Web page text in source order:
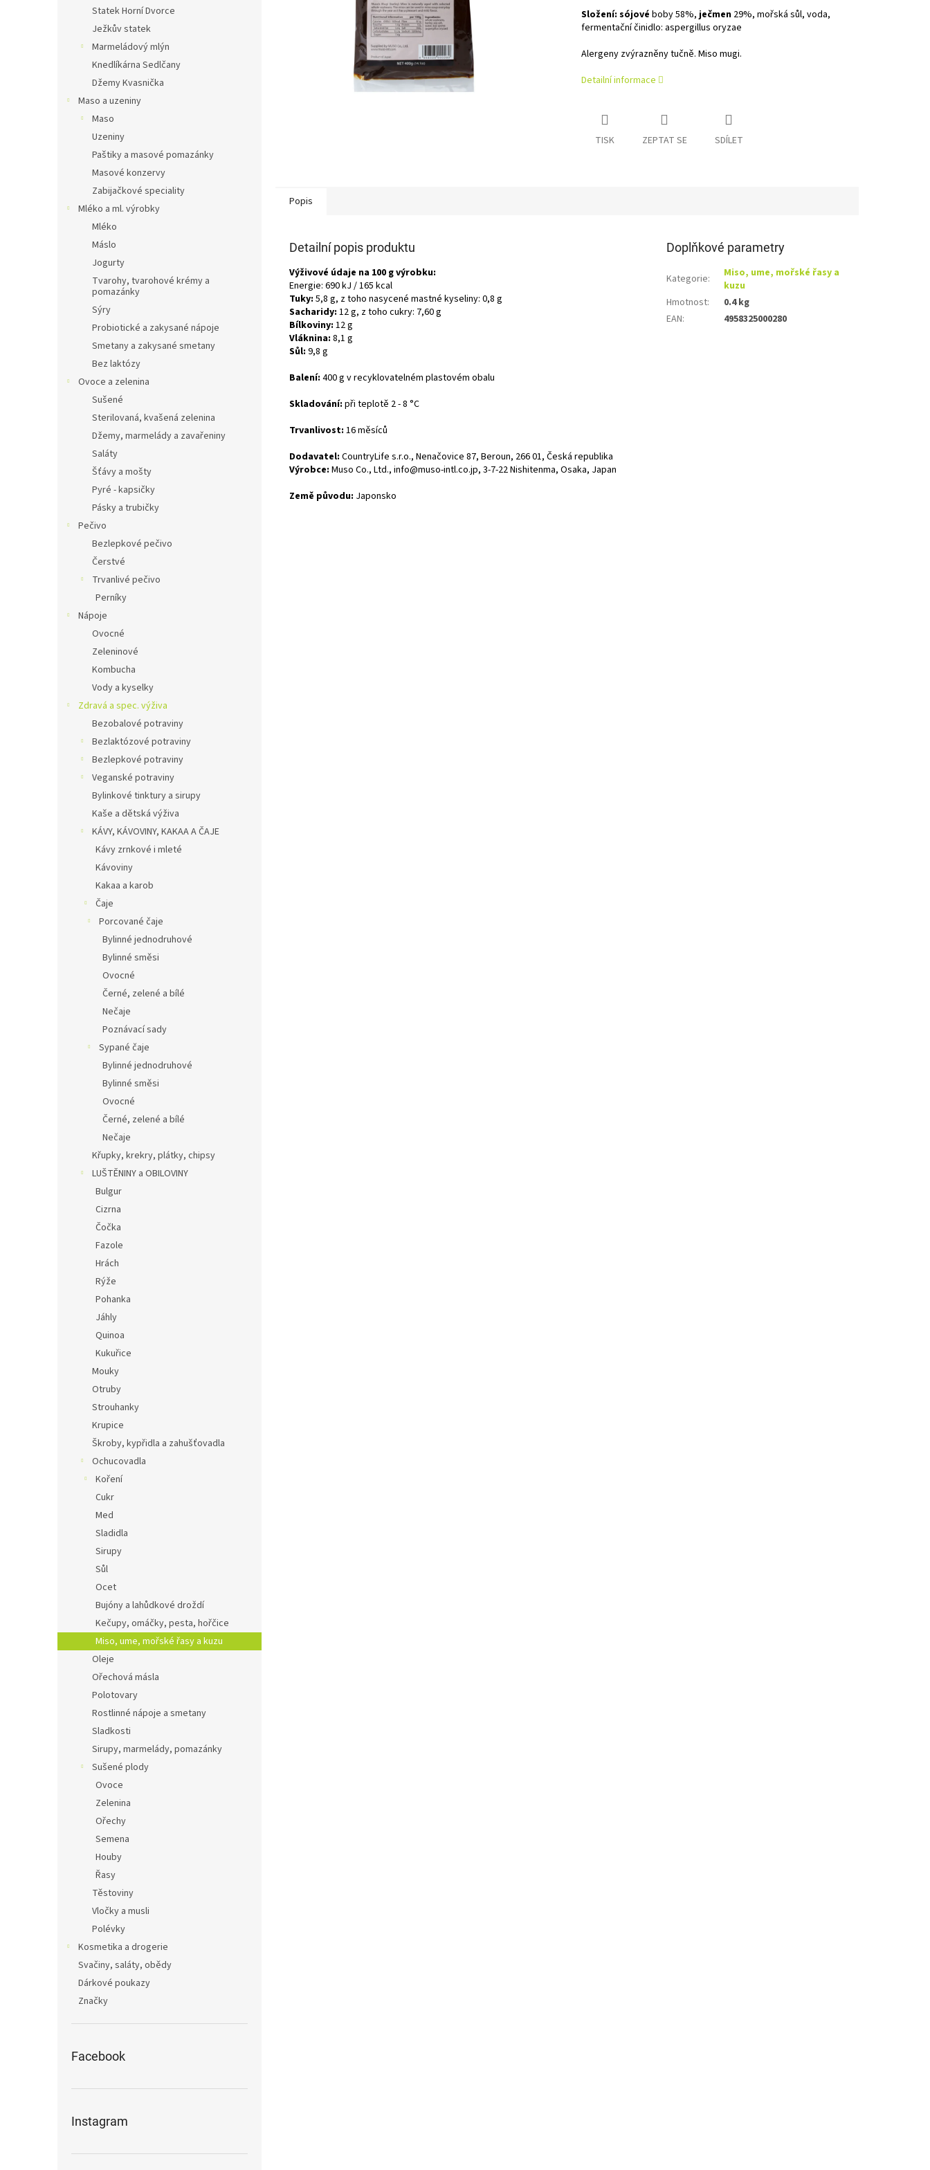
Statek Horní Dvorce
Ježkův statek
Marmeládový mlýn
Knedlíkárna Sedlčany
Džemy Kvasnička
Maso a uzeniny
Maso
Uzeniny
Paštiky a masové pomazánky
Masové konzervy
Zabijačkové speciality
Mléko a ml. výrobky
Mléko
Máslo
Jogurty
Tvarohy, tvarohové krémy a
pomazánky
Sýry
Probiotické a zakysané nápoje
Smetany a zakysané smetany
Bez laktózy
Ovoce a zelenina
Sušené
Sterilovaná, kvašená zelenina
Džemy, marmelády a zavařeniny
Saláty
Šťávy a mošty
Pyré - kapsičky
Pásky a trubičky
Pečivo
Bezlepkové pečivo
Čerstvé
Trvanlivé pečivo
Perníky
Nápoje
Ovocné
Zeleninové
Kombucha
Vody a kyselky
Zdravá a spec. výživa
Bezobalové potraviny
Bezlaktózové potraviny
Bezlepkové potraviny
Veganské potraviny
Bylinkové tinktury a sirupy
Kaše a dětská výživa
KÁVY, KÁVOVINY, KAKAA A ČAJE
Kávy zrnkové i mleté
Kávoviny
Kakaa a karob
Čaje
Porcované čaje
Bylinné jednodruhové
Bylinné směsi
Ovocné
Černé, zelené a bílé
Nečaje
Poznávací sady
Sypané čaje
Bylinné jednodruhové
Bylinné směsi
Ovocné
Černé, zelené a bílé
Nečaje
Křupky, krekry, plátky, chipsy
LUŠTĚNINY a OBILOVINY
Bulgur
Cizrna
Čočka
Fazole
Hrách
Rýže
Pohanka
Jáhly
Quinoa
Kukuřice
Mouky
Otruby
Strouhanky
Krupice
Škroby, kypřidla a zahušťovadla
Ochucovadla
Koření
Cukr
Med
Sladidla
Sirupy
Sůl
Ocet
Bujóny a lahůdkové droždí
Kečupy, omáčky, pesta, hořčice
Miso, ume, mořské řasy a kuzu
Oleje
Ořechová másla
Polotovary
Rostlinné nápoje a smetany
Sladkosti
Sirupy, marmelády, pomazánky
Sušené plody
Ovoce
Zelenina
Ořechy
Semena
Houby
Řasy
Těstoviny
Vločky a musli
Polévky
Kosmetika a drogerie
Svačiny, saláty, obědy
Dárkové poukazy
Značky
Facebook
Instagram
Složení: sójové boby 58%,ječmen29%, mořská sůl, voda,
fermentační činidlo: aspergillus oryzae
Alergeny zvýrazněny tučně. Miso mugi.
Detailní informace
TISK ZEPTAT SE SDÍLET
Popis
Detailní popis produktu
Výživové údaje na 100 g výrobku:
Energie: 690 kJ / 165 kcal
Tuky: 5,8 g, z toho nasycené mastné kyseliny: 0,8 g
Sacharidy: 12 g, z toho cukry: 7,60 g
Bílkoviny: 12 g
Vláknina: 8,1 g
Sůl: 9,8 g
Balení: 400 g v recyklovatelném plastovém obalu
Skladování: při teplotě 2 - 8 °C
Trvanlivost: 16 měsíců
Dodavatel: CountryLife s.r.o., Nenačovice 87, Beroun, 266 01, Česká republika
Výrobce: Muso Co., Ltd., info@muso-intl.co.jp, 3-7-22 Nishitenma, Osaka, Japan
Země původu: Japonsko
Doplňkové parametry
Kategorie:
Miso, ume, mořské řasy a
kuzu
Hmotnost:
0.4 kg
EAN: 4958325000280